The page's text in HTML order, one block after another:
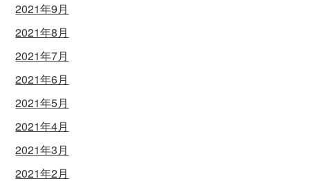
2021年9月
2021年8月
2021年7月
2021年6月
2021年5月
2021年4月
2021年3月
2021年2月